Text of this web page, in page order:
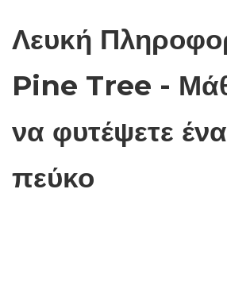
Λευκή
Pine Tree -
να φυτέψετε
πεύκο